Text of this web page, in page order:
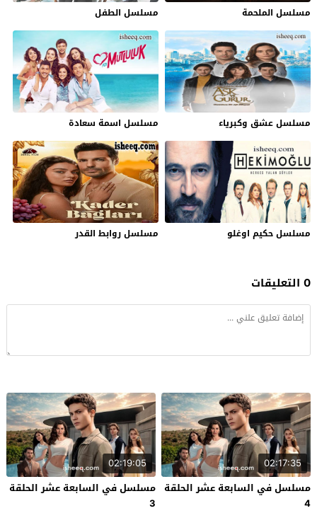
مسلسل الملحمة مسلسل الطفل
مسلسل عشق وكبرياء مسلسل اسمة سعادة
مسلسل حكيم اوغلو مسلسل روابط القدر
0 التعليقات
02:17:35
مسلسل في السابعة عشر الحلقة
4
02:19:05
مسلسل في السابعة عشر الحلقة
3